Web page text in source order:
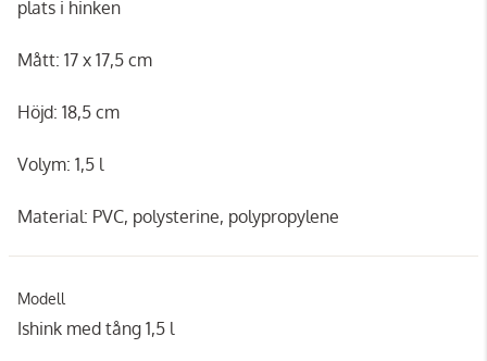
plats i hinken
Mått: 17 x 17,5 cm
Höjd: 18,5 cm
Volym: 1,5 l
Material: PVC, polysterine, polypropylene
Modell
Ishink med tång 1,5 l